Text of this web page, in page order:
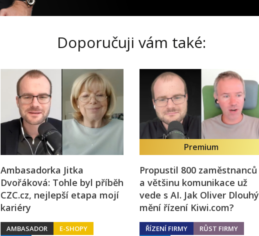
Doporučuji vám také:
Ambasadorka Jitka
Dvořáková: Tohle byl příběh
CZC.cz, nejlepší etapa mojí
kariéry
AMBASADOR
E-SHOPY
Premium
Propustil 800 zaměstnanců
a většinu komunikace už
vede s AI. Jak Oliver Dlouhý
mění řízení Kiwi.com?
ŘÍZENÍ FIRMY
RŮST FIRMY